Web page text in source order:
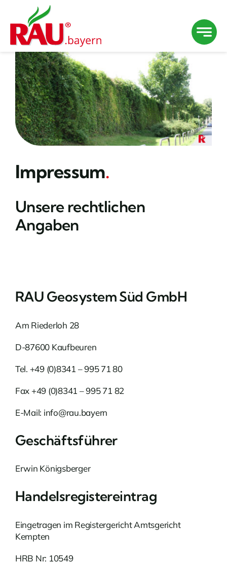
springen
Impressum.
Unsere rechtlichen
Angaben
RAU Geosystem Süd GmbH
Am Riederloh 28
D-87600 Kaufbeuren
Tel. +49 (0)8341 – 995 71 80
Fax +49 (0)8341 – 995 71 82
E-Mail: info@rau.bayern
Geschäftsführer
Erwin Königsberger
Handelsregistereintrag
Eingetragen im Registergericht Amtsgericht
Kempten
HRB Nr: 10549